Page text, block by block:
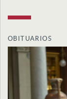
OBITUARIOS